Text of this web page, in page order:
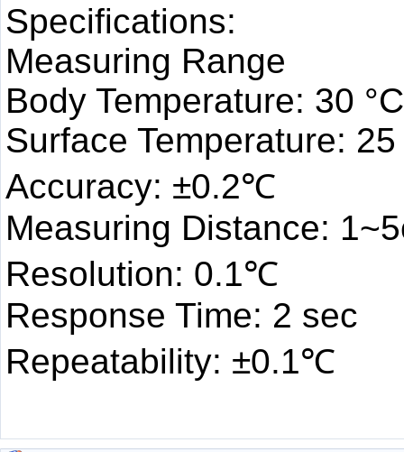
Specifications:
Measuring Range
Body Temperature: 30
Surface Temperature: 25
Accuracy: ±0.2℃
Measuring Distance:
Resolution: 0.1℃
Response Time: 2 sec
Repeatability: ±0.1℃